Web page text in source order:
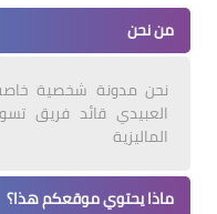
من نحن
نحن مدونة شخصية
الماليزية
ماذا يحتوي موقعكم هذا؟